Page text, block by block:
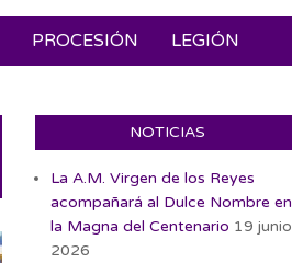
PROCESIÓN LEGIÓN
NOTICIAS
La A.M. Virgen de los Reyes
acompañará al Dulce Nombre en
la Magna del Centenario 19 junio
2026